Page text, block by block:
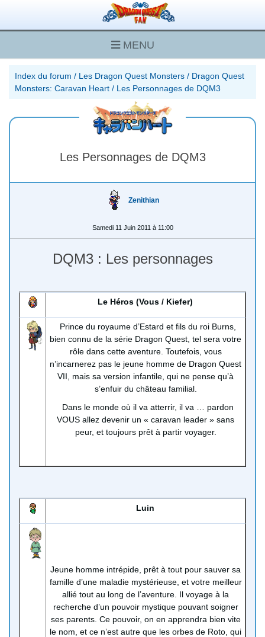
MENU
Index du forum / Les Dragon Quest Monsters / Dragon Quest
Monsters: Caravan Heart / Les Personnages de DQM3
Les Personnages de DQM3
Zenithian
Samedi 11 Juin 2011 à 11:00
DQM3 : Les personnages
Le Héros (Vous / Kiefer)
Prince du royaume d’Estard et fils du roi Burns,
bien connu de la série Dragon Quest, tel sera votre
rôle dans cette aventure. Toutefois, vous
n’incarnerez pas le jeune homme de Dragon Quest
VII, mais sa version infantile, qui ne pense qu’à
s’enfuir du château familial.
Dans le monde où il va atterrir, il va … pardon
VOUS allez devenir un « caravan leader » sans
peur, et toujours prêt à partir voyager.
Luin
Jeune homme intrépide, prêt à tout pour sauver sa
famille d’une maladie mystérieuse, et votre meilleur
allié tout au long de l’aventure. Il voyage à la
recherche d’un pouvoir mystique pouvant soigner
ses parents. Ce pouvoir, on en apprendra bien vite
le nom, et ce n’est autre que les orbes de Roto, qui